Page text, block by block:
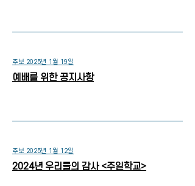
주보 2025년 1월 19일
예배를 위한 공지사항
주보 2025년 1월 12일
2024년 우리들의 감사 <주일학교>